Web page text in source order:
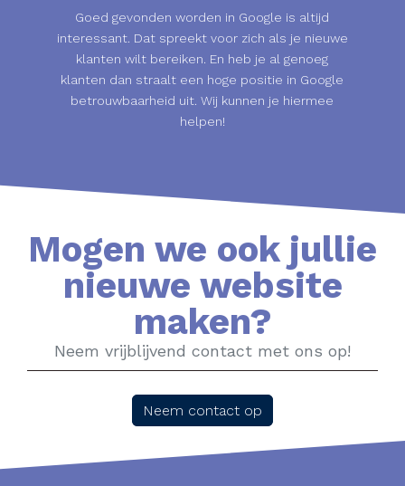
Goed gevonden worden in Google is altijd
interessant. Dat spreekt voor zich als je nieuwe
klanten wilt bereiken. En heb je al genoeg
klanten dan straalt een hoge positie in Google
betrouwbaarheid uit. Wij kunnen je hiermee
helpen!
Mogen we ook jullie
nieuwe website
maken?
Neem vrijblijvend contact met ons op!
Neem contact op